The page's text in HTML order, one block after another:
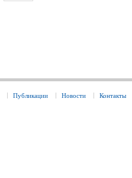
Публикации Новости Контакты